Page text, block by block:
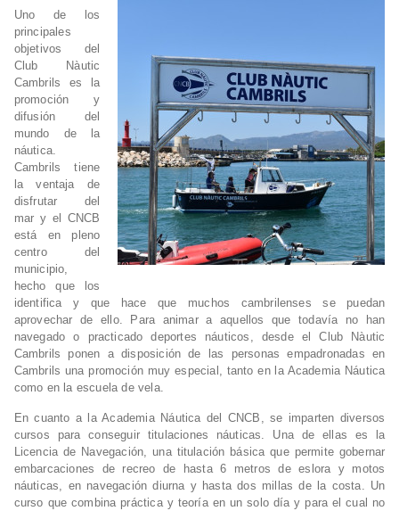
Uno de los
principales
objetivos del
Club Nàutic
Cambrils es la
promoción y
difusión del
mundo de la
náutica.
Cambrils tiene
la ventaja de
disfrutar del
mar y el CNCB
está en pleno
centro del
municipio,
hecho que los
identifica y que hace que muchos cambrilenses se puedan
aprovechar de ello. Para animar a aquellos que todavía no han
navegado o practicado deportes náuticos, desde el Club Nàutic
Cambrils ponen a disposición de las personas empadronadas en
Cambrils una promoción muy especial, tanto en la Academia Náutica
como en la escuela de vela.
En cuanto a la Academia Náutica del CNCB, se imparten diversos
cursos para conseguir titulaciones náuticas. Una de ellas es la
Licencia de Navegación, una titulación básica que permite gobernar
embarcaciones de recreo de hasta 6 metros de eslora y motos
náuticas, en navegación diurna y hasta dos millas de la costa. Un
curso que combina práctica y teoría en un solo día y para el cual no